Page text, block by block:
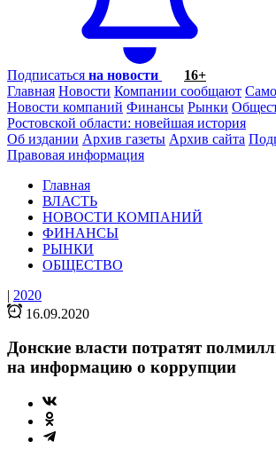
Подписаться на новости
16+
Главная Новости Компании сообщают
Новости компаний Финансы Рынки
Ростовской области: новейшая история
Об издании Архив газеты Архив сайта
Правовая информация
Главная
ВЛАСТЬ
НОВОСТИ КОМПАНИЙ
ФИНАНСЫ
РЫНКИ
ОБЩЕСТВО
| 2020
16.09.2020
Донские власти потратят
на информацию о коррупции